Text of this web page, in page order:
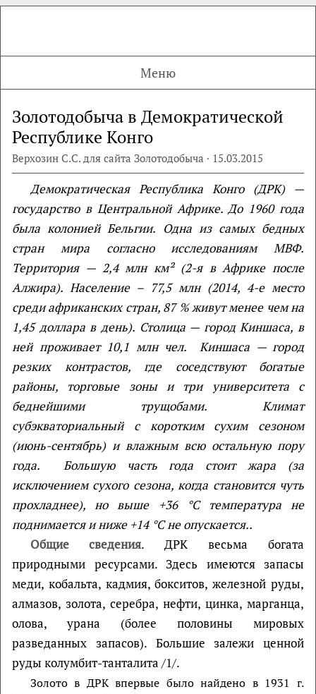
Меню
Золотодобыча в Демократической
Республике Конго
Верхозин С.С. для сайта Золотодобыча · 15.03.2015
Демократическая Республика Конго (ДРК) —
государство в Центральной Африке. До 1960 года
была колонией Бельгии. Одна из самых бедных
стран мира согласно исследованиям МВФ.
Территория — 2,4 млн км² (2-я в Африке после
Алжира). Население – 77,5 млн (2014, 4-е место
среди африканских стран, 87 % живут менее чем на
1,45 доллара в день). Столица — город Киншаса, в
ней проживает 10,1 млн чел. Киншаса — город
резких контрастов, где соседствуют богатые
районы, торговые зоны и три университета с
беднейшими трущобами. Климат
субэкваториальный с коротким сухим сезоном
(июнь-сентябрь) и влажным всю остальную пору
года. Большую часть года стоит жара (за
исключением сухого сезона, когда становится чуть
прохладнее), но выше +36 °С температура не
поднимается и ниже +14 °C не опускается..
Общие сведения. ДРК весьма богата
природными ресурсами. Здесь имеются запасы
меди, кобальта, кадмия, бокситов, железной руды,
алмазов, золота, серебра, нефти, цинка, марганца,
олова, урана (более половины мировых
разведанных запасов). Большие залежи ценной
руды колумбит-танталита /1/.
Золото в ДРК впервые было найдено в 1931 г.